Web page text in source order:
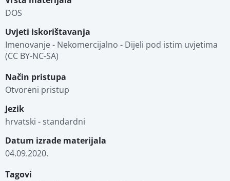
DOS
Uvjeti iskorištavanja
Imenovanje - Nekomercijalno - Dijeli pod istim uvjetima
(CC BY-NC-SA)
Način pristupa
Otvoreni pristup
Jezik
hrvatski - standardni
Datum izrade materijala
04.09.2020.
Tagovi